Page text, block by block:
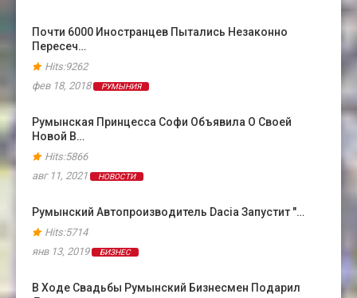
Почти 6000 Иностранцев Пытались Незаконно
Пересеч…
Hits:9262
фев 18, 2018
РУМЫНИЯ
Румынская Принцесса Софи Объявила О Своей
Новой В…
Hits:5866
авг 11, 2021
НОВОСТИ
Румынский Автопроизводитель Dacia Запустит "…
Hits:5714
янв 13, 2019
БИЗНЕС
В Ходе Свадьбы Румынский Бизнесмен Подарил